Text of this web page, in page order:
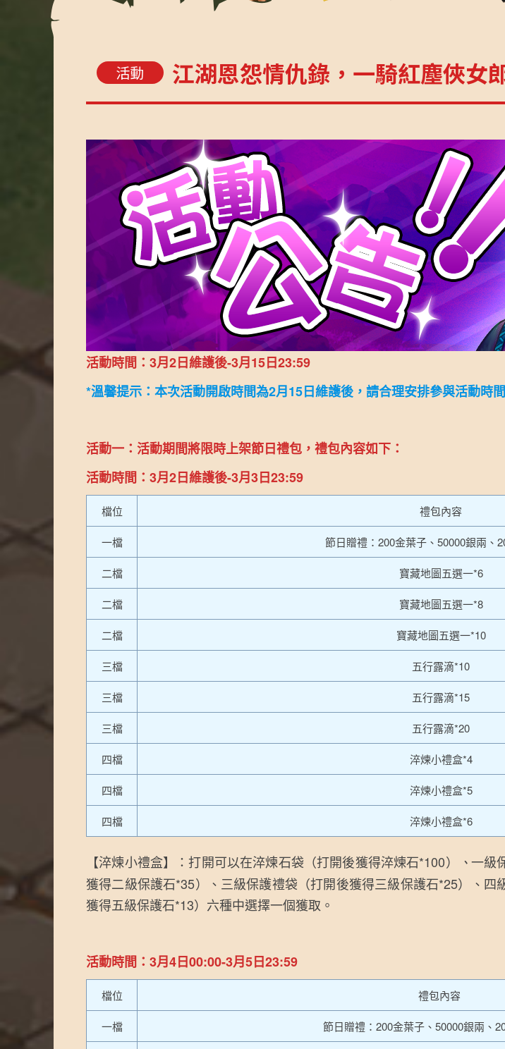
活動 江湖恩怨情仇錄，一騎紅塵俠女
活動時間：3月2日維護後-3月15日23:59
*溫馨提示：本次活動開啟時間為2月15日維護後，請合理安排參與活動時
活動一：活動期間將限時上架節日禮包，禮包內容如下：
活動時間：3月2日維護後-3月3日23:59
檔位 禮包內容
一檔 節日贈禮：200金葉子、50000銀兩、
二檔 寶藏地圖五選一*6
二檔 寶藏地圖五選一*8
二檔 寶藏地圖五選一*10
三檔 五行露滴*10
三檔 五行露滴*15
三檔 五行露滴*20
四檔 淬煉小禮盒*4
四檔 淬煉小禮盒*5
四檔 淬煉小禮盒*6
【淬煉小禮盒】：打開可以在淬煉石袋（打開後獲得淬煉石*100） 、一級
獲得二級保護石*35）、三級保護禮袋（打開後獲得三級保護石*25）、
獲得五級保護石*13）六種中選擇一個獲取。
活動時間：3月4日00:00-3月5日23:59
檔位 禮包內容
一檔 節日贈禮：200金葉子、50000銀兩、